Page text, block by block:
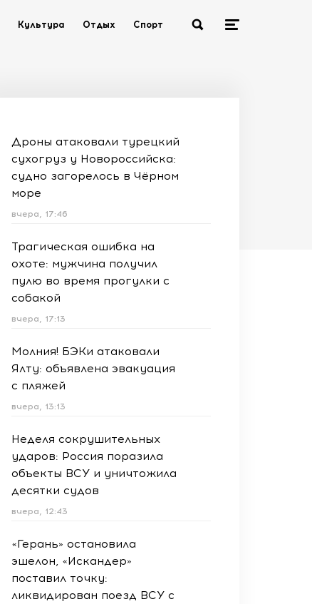
Культура Отдых Спорт
Дроны атаковали турецкий
сухогруз у Новороссийска:
судно загорелось в Чёрном
море
вчера, 17:46
Трагическая ошибка на
охоте: мужчина получил
пулю во время прогулки с
собакой
вчера, 17:13
Молния! БЭКи атаковали
Ялту: объявлена эвакуация
с пляжей
вчера, 13:13
Неделя сокрушительных
ударов: Россия поразила
объекты ВСУ и уничтожила
десятки судов
вчера, 12:43
«Герань» остановила
эшелон, «Искандер»
поставил точку:
ликвидирован поезд ВСУ с